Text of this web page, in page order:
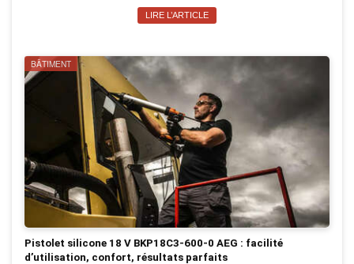
LIRE L’ARTICLE
BÂTIMENT
Pistolet silicone 18 V BKP18C3-600-0 AEG : facilité
d’utilisation, confort, résultats parfaits